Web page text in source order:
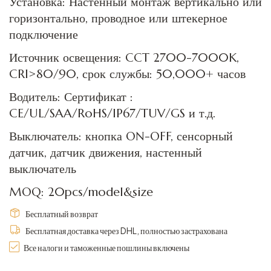
горизонтально, проводное или штекерное
подключение
Источник освещения: CCT 2700-7000K,
CRI>80/90, срок службы: 50,000+ часов
Водитель: Сертификат :
CE/UL/SAA/RoHS/IP67/TUV/GS и т.д.
Выключатель: кнопка ON-OFF, сенсорный
датчик, датчик движения, настенный
выключатель
MOQ: 20pcs/model&size
Бесплатный возврат
Бесплатная доставка через DHL, полностью застрахована
Все налоги и таможенные пошлины включены